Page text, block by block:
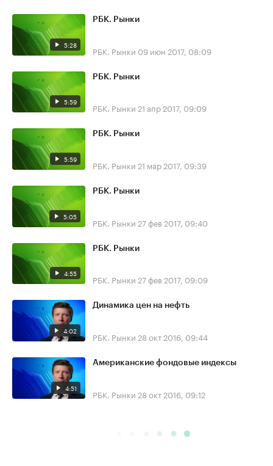
5:28
РБК. Рынки
РБК. Рынки 09 июн 2017, 08:09
5:59
РБК. Рынки
РБК. Рынки 21 апр 2017, 09:09
5:59
РБК. Рынки
РБК. Рынки 21 мар 2017, 09:39
5:05
РБК. Рынки
РБК. Рынки 27 фев 2017, 09:40
4:55
РБК. Рынки
РБК. Рынки 27 фев 2017, 09:09
4:02
Динамика цен на нефть
РБК. Рынки 28 окт 2016, 09:44
4:51
Американские фондовые индексы
РБК. Рынки 28 окт 2016, 09:12